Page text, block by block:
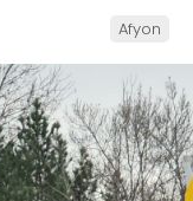
Afyon